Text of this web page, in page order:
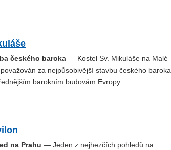
českého baroka — Kostel Sv. Mikuláše na Malé
za nejpůsobivější stavbu českého baroka
barokním budovám Evropy.
na Prahu — Jeden z nejhezčích pohledů na